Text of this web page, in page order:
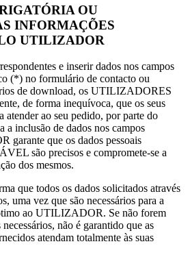
OU
INFORMAÇÕES
UTILIZADOR
e inserir dados nos campos
(*) no formulário de contacto ou
de download, os UTILIZADORES
de forma inequívoca, que os seus
atender ao seu pedido, por parte do
a inclusão de dados nos campos
garante que os dados pessoais
são precisos e compromete-se a
dos mesmos.
que todos os dados solicitados através
uma vez que são necessários para a
ao UTILIZADOR. Se não forem
não é garantido que as
atendam totalmente às suas